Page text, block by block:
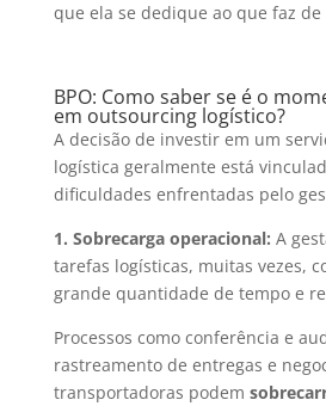
que ela se dedique ao que faz
BPO: Como saber se é o
em outsourcing logístico?
A decisão de investir em um
logística geralmente está
dificuldades enfrentadas pelo
1. Sobrecarga operacional: A
tarefas logísticas, muitas vezes,
grande quantidade de tempo e
Processos como conferência e
rastreamento de entregas e
transportadoras podem